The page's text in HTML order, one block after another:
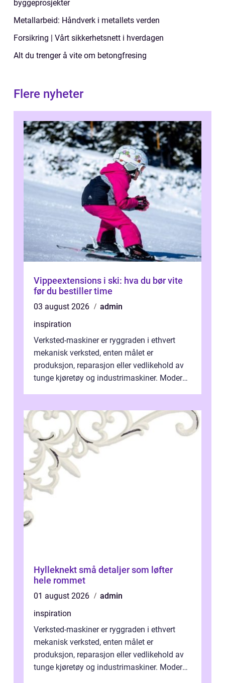
byggeprosjekter
Metallarbeid: Håndverk i metallets verden
Forsikring | Vårt sikkerhetsnett i hverdagen
Alt du trenger å vite om betongfresing
Flere nyheter
Vippeextensions i ski: hva du bør vite
før du bestiller time
03 august 2026
admin
inspiration
Verksted-maskiner er ryggraden i ethvert
mekanisk verksted, enten målet er
produksjon, reparasjon eller vedlikehold av
tunge kjøretøy og industrimaskiner. Moderne
Hylleknekt små detaljer som løfter
hele rommet
01 august 2026
admin
inspiration
Verksted-maskiner er ryggraden i ethvert
mekanisk verksted, enten målet er
produksjon, reparasjon eller vedlikehold av
tunge kjøretøy og industrimaskiner. Moderne